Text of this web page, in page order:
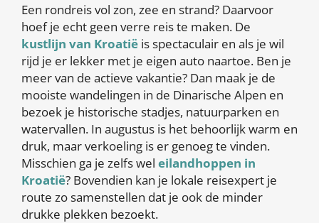
Een rondreis vol zon, zee en strand? Daarvoor
hoef je echt geen verre reis te maken. De
kustlijn van Kroatië is spectaculair en als je wil
rijd je er lekker met je eigen auto naartoe. Ben je
meer van de actieve vakantie? Dan maak je de
mooiste wandelingen in de Dinarische Alpen en
bezoek je historische stadjes, natuurparken en
watervallen. In augustus is het behoorlijk warm en
druk, maar verkoeling is er genoeg te vinden.
Misschien ga je zelfs wel eilandhoppen in
Kroatië? Bovendien kan je lokale reisexpert je
route zo samenstellen dat je ook de minder
drukke plekken bezoekt.